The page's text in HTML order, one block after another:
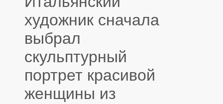
художник сначала
выбрал
скульптурный
портрет красивой
женщины из